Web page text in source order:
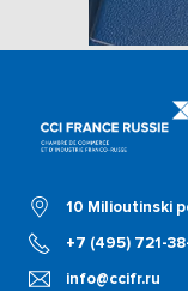
10 Milioutinski
+7 (495) 721-
info@ccifr.ru